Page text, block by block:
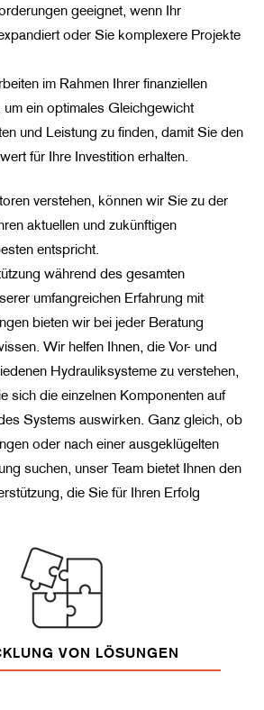
geeignet, wenn Ihr
oder Sie komplexere Projekte
im Rahmen Ihrer finanziellen
ein optimales Gleichgewicht
und Leistung zu finden, damit Sie den
für Ihre Investition erhalten.
verstehen, können wir Sie zu der
aktuellen und zukünftigen
entspricht.
während des gesamten
umfangreichen Erfahrung mit
bieten wir bei jeder Beratung
Wir helfen Ihnen, die Vor- und
Hydrauliksysteme zu verstehen,
sich die einzelnen Komponenten auf
Systems auswirken. Ganz gleich, ob
oder nach einer ausgeklügelten
suchen, unser Team bietet Ihnen den
die Sie für Ihren Erfolg
VON LÖSUNGEN